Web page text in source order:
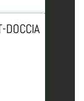
DOCCIA